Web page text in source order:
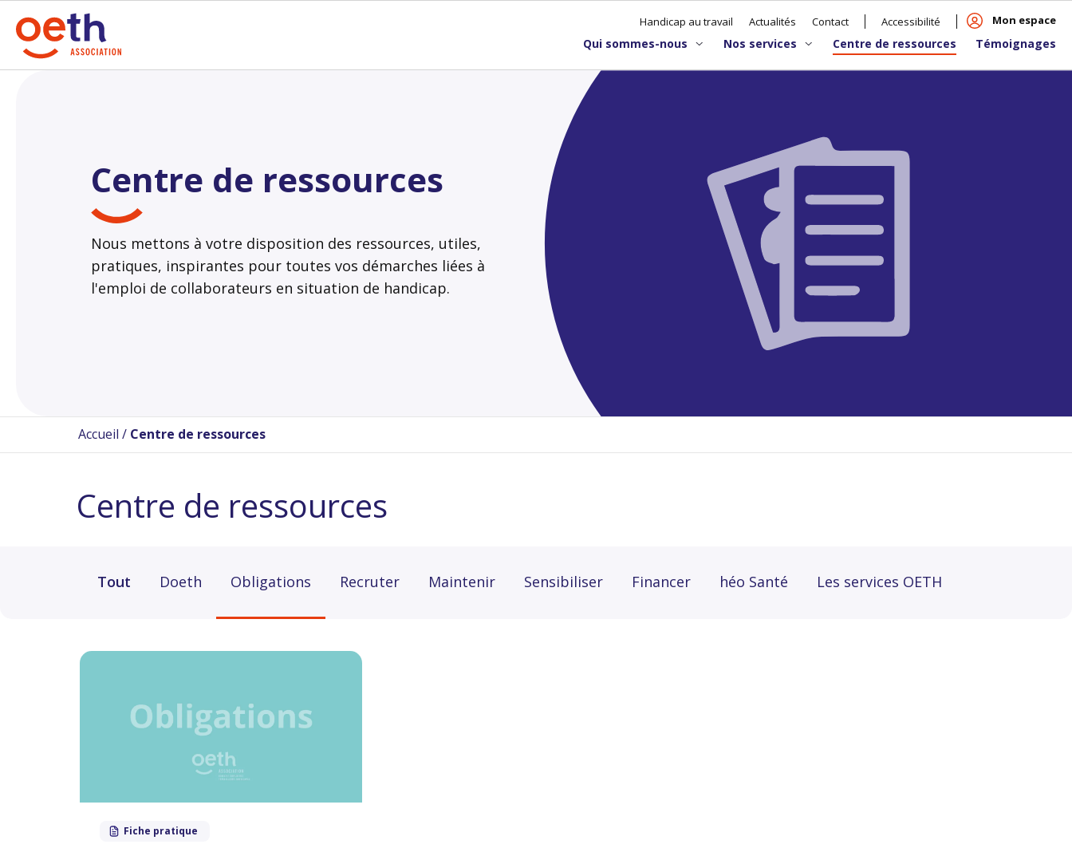
Handicap au travail Actualités Contact Accessibilité Mon espace
Qui sommes-nous Nos services Centre de ressources Témoignages
Centre de ressources
Nous mettons à votre disposition des ressources, utiles,
pratiques, inspirantes pour toutes vos démarches liées à
l'emploi de collaborateurs en situation de handicap.
Accueil / Centre de ressources
Centre de ressources
Tout Doeth Obligations Recruter Maintenir Sensibiliser Financer héo Santé Les services OETH
Fiche pratique